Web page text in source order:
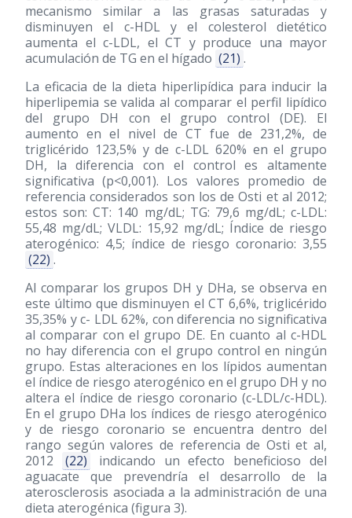
mecanismo similar a las grasas saturadas y
disminuyen el c-HDL y el colesterol dietético
aumenta el c-LDL, el CT y produce una mayor
acumulación de TG en el hígado (21) .
La eficacia de la dieta hiperlipídica para inducir la
hiperlipemia se valida al comparar el perfil lipídico
del grupo DH con el grupo control (DE). El
aumento en el nivel de CT fue de 231,2%, de
triglicérido 123,5% y de c-LDL 620% en el grupo
DH, la diferencia con el control es altamente
significativa (p<0,001). Los valores promedio de
referencia considerados son los de Osti et al 2012;
estos son: CT: 140 mg/dL; TG: 79,6 mg/dL; c-LDL:
55,48 mg/dL; VLDL: 15,92 mg/dL; Índice de riesgo
aterogénico: 4,5; índice de riesgo coronario: 3,55
(22) .
Al comparar los grupos DH y DHa, se observa en
este último que disminuyen el CT 6,6%, triglicérido
35,35% y c- LDL 62%, con diferencia no significativa
al comparar con el grupo DE. En cuanto al c-HDL
no hay diferencia con el grupo control en ningún
grupo. Estas alteraciones en los lípidos aumentan
el índice de riesgo aterogénico en el grupo DH y no
altera el índice de riesgo coronario (c-LDL/c-HDL).
En el grupo DHa los índices de riesgo aterogénico
y de riesgo coronario se encuentra dentro del
rango según valores de referencia de Osti et al,
2012
(22)
indicando un efecto beneficioso del
aguacate que prevendría el desarrollo de la
aterosclerosis asociada a la administración de una
dieta aterogénica (figura 3).